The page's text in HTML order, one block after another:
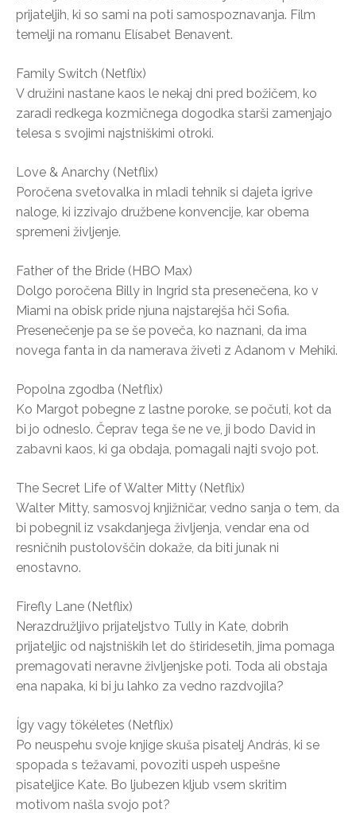
prijateljih, ki so sami na poti samospoznavanja. Film
temelji na romanu Elísabet Benavent.
Family Switch (Netflix)
V družini nastane kaos le nekaj dni pred božičem, ko
zaradi redkega kozmičnega dogodka starši zamenjajo
telesa s svojimi najstniškimi otroki.
Love & Anarchy (Netflix)
Poročena svetovalka in mladi tehnik si dajeta igrive
naloge, ki izzivajo družbene konvencije, kar obema
spremeni življenje.
Father of the Bride (HBO Max)
Dolgo poročena Billy in Ingrid sta presenečena, ko v
Miami na obisk pride njuna najstarejša hči Sofia.
Presenečenje pa se še poveča, ko naznani, da ima
novega fanta in da namerava živeti z Adanom v Mehiki.
Popolna zgodba (Netflix)
Ko Margot pobegne z lastne poroke, se počuti, kot da
bi jo odneslo. Čeprav tega še ne ve, ji bodo David in
zabavni kaos, ki ga obdaja, pomagali najti svojo pot.
The Secret Life of Walter Mitty (Netflix)
Walter Mitty, samosvoj knjižničar, vedno sanja o tem, da
bi pobegnil iz vsakdanjega življenja, vendar ena od
resničnih pustolovščin dokaže, da biti junak ni
enostavno.
Firefly Lane (Netflix)
Nerazdružljivo prijateljstvo Tully in Kate, dobrih
prijateljic od najstniških let do štiridesetih, jima pomaga
premagovati neravne življenjske poti. Toda ali obstaja
ena napaka, ki bi ju lahko za vedno razdvojila?
Így vagy tökéletes (Netflix)
Po neuspehu svoje knjige skuša pisatelj András, ki se
spopada s težavami, povoziti uspeh uspešne
pisateljice Kate. Bo ljubezen kljub vsem skritim
motivom našla svojo pot?